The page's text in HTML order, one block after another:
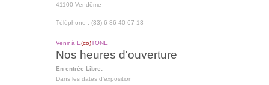
41100 Vendôme
Téléphone : (33) 6 86 40 67 13
Venir à E(co)TONE
Nos heures d'ouverture
En entrée Libre:
Dans les dates d'exposition